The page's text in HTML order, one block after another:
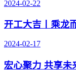
2024-02-22
开工大吉丨乘龙
2024-02-17
宏心聚力 共享未